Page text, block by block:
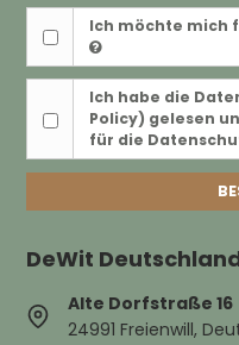
Ich möchte mich
Ich habe die
Policy) gelesen
für die
DeWit
Alte Dorfstraße 16
24991 Freienwill,